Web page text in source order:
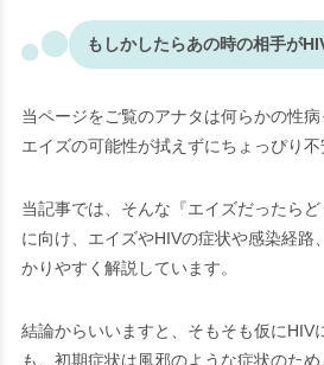
もしかしたらあの時の相手が
当ページをご覧のアナタは何らかの性病
エイズの可能性が拭えずにちょっぴり
当記事では、そんな 『エイズだったらど
に向け、エイズやHIVの症状や感染経路
かりやすく解説しています。
結論からいいますと、そもそも仮にHIV
も、初期症状は風邪のような症状のた